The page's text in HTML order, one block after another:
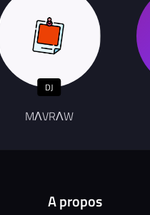
DJ
MΛVRΛW
A propos